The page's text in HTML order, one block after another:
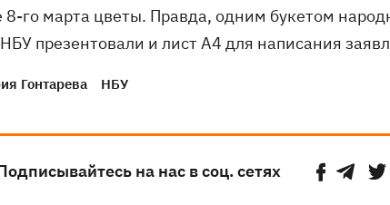
8-го марта цветы. Правда, одним букетом
презентовали и лист А4 для написания
Гонтарева НБУ
на нас в соц. сетях